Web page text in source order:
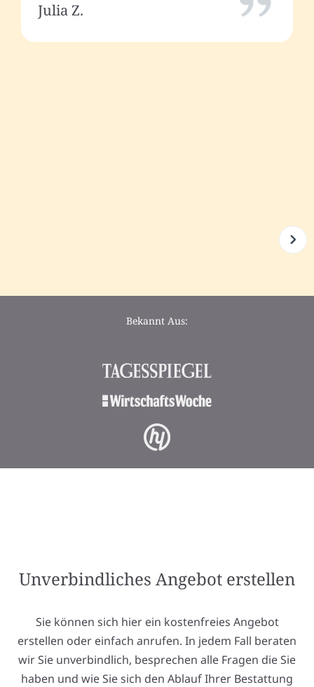
Julia Z.
Bekannt Aus:
Unverbindliches Angebot erstellen
Sie können sich hier ein kostenfreies Angebot
erstellen oder einfach anrufen. In jedem Fall beraten
wir Sie unverbindlich, besprechen alle Fragen die Sie
haben und wie Sie sich den Ablauf Ihrer Bestattung